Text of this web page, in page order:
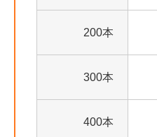
200本
300本
400本